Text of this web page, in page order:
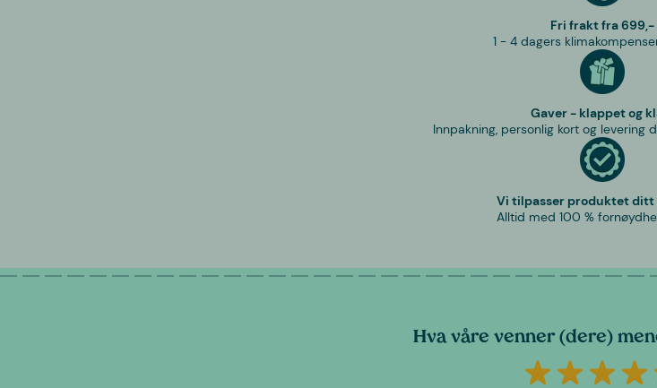
Fri frakt fra 699,-
1 - 4 dagers
Gaver - klappet og
Innpakning, personlig kort og levering
Vi tilpasser produktet ditt
Alltid med 100 %
Hva våre venner (dere)